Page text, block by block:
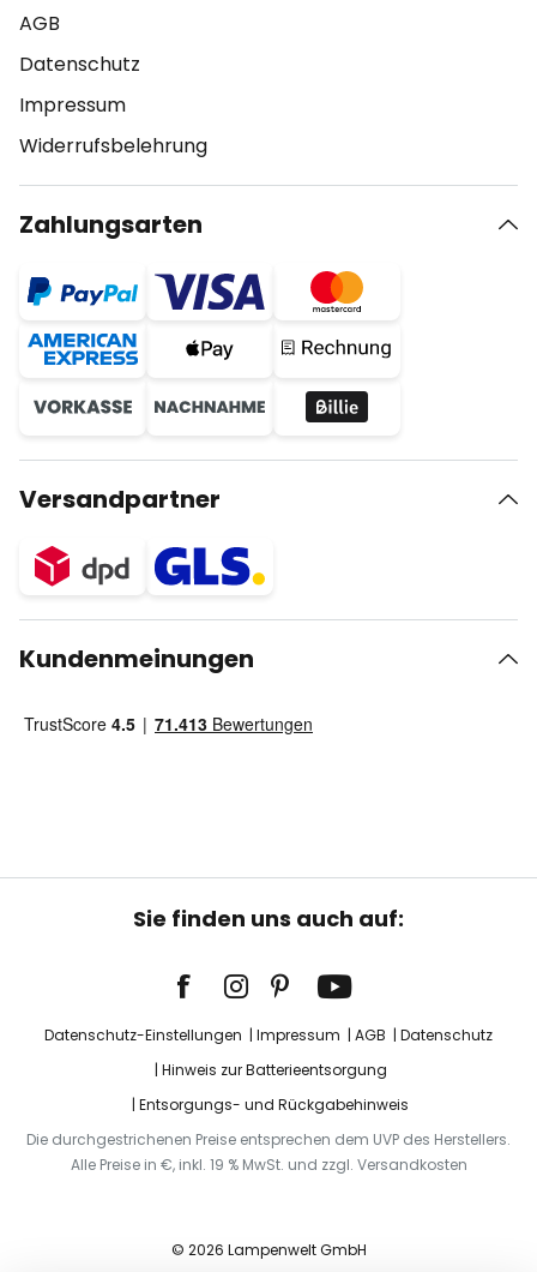
AGB
Datenschutz
Impressum
Widerrufsbelehrung
Zahlungsarten
Versandpartner
Kundenmeinungen
Sie finden uns auch auf:
Datenschutz-Einstellungen Impressum AGB
Datenschutz
Hinweis zur Batterieentsorgung
Entsorgungs- und Rückgabehinweis
Die durchgestrichenen Preise entsprechen dem UVP des Herstellers.
Alle Preise in €, inkl. 19 % MwSt. und zzgl. Versandkosten
© 2026 Lampenwelt GmbH